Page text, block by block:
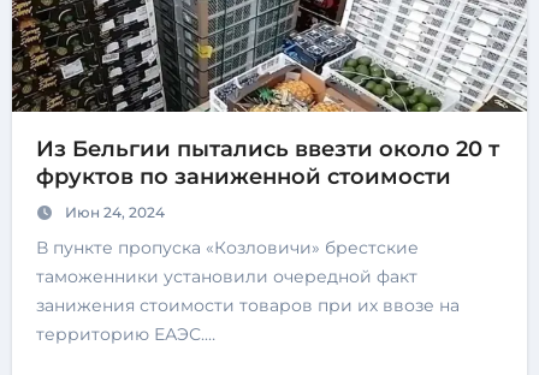
Из Бельгии пытались ввезти около 20 т
фруктов по заниженной стоимости
Июн 24, 2024
В пункте пропуска «Козловичи» брестские
таможенники установили очередной факт
занижения стоимости товаров при их ввозе на
территорию ЕАЭС.…